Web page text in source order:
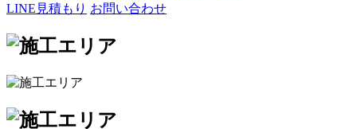
LINE見積もり お問い合わせ